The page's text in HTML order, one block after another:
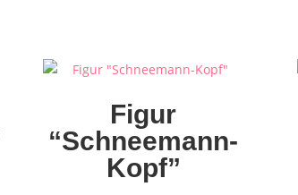
Figur
“Schneemann-
Kopf”